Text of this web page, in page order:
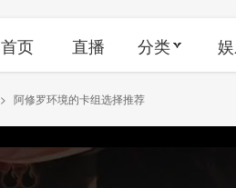
首页 直播 分类
> 阿修罗环境的卡组选择推荐